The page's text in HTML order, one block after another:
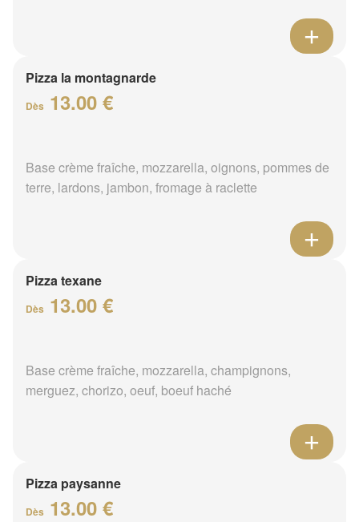
Pizza la montagnarde
Dès 13.00 €
Base crème fraîche, mozzarella, oignons, pommes de
terre, lardons, jambon, fromage à raclette
Pizza texane
Dès 13.00 €
Base crème fraîche, mozzarella, champignons,
merguez, chorizo, oeuf, boeuf haché
Pizza paysanne
Dès 13.00 €